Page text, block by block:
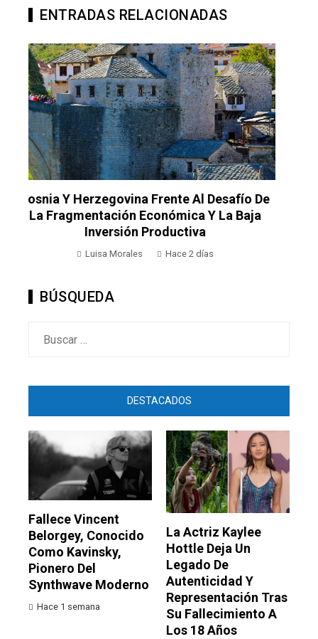
ENTRADAS RELACIONADAS
El Impacto Del Comercio En La Expansión
Territorial De Los Imperios Antes De La
Revolución Industrial
demo Hace 5 días
BÚSQUEDA
DESTACADOS
Fallece Vincent
Belorgey, Conocido
Como Kavinsky,
Pionero Del
Synthwave Moderno
Hace 1 semana
La Actriz Kaylee
Hottle Deja Un
Legado De
Autenticidad Y
Representación Tras
Su Fallecimiento A
Los 18 Años